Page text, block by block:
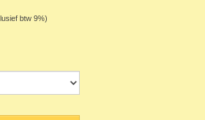
btw 9%)